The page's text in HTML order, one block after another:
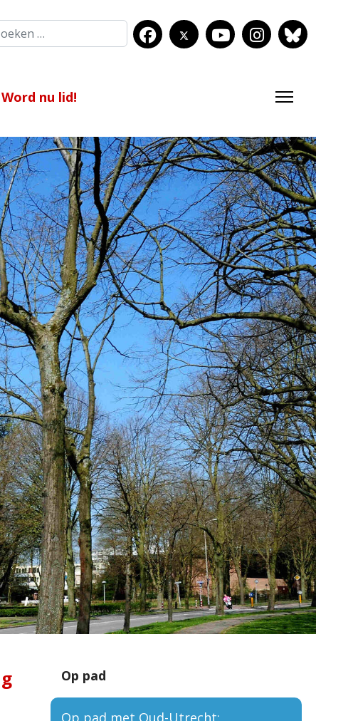
Word nu lid!
Op pad
Op pad met Oud-Utrecht: